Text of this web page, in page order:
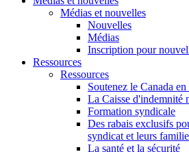
Médias et nouvelles
Nouvelles
Médias
Inscription pour
Ressources
Ressources
Soutenez le Canada
La Caisse d'indemnité
Formation syndicale
Des rabais exclusifs
syndicat et leurs
La santé et la sécurité